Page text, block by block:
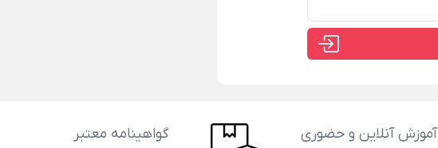
آموزش آنلاین و حضوری گواهینامه معتبر